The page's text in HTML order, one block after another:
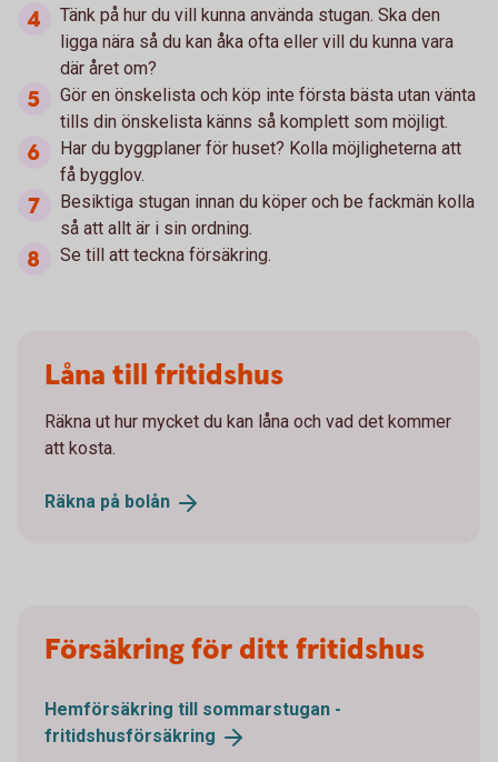
Tänk på hur du vill kunna använda stugan. Ska den
ligga nära så du kan åka ofta eller vill du kunna vara
där året om?
Gör en önskelista och köp inte första bästa utan vänta
tills din önskelista känns så komplett som möjligt.
Har du byggplaner för huset? Kolla möjligheterna att
få bygglov.
Besiktiga stugan innan du köper och be fackmän kolla
så att allt är i sin ordning.
Se till att teckna försäkring.
Låna till fritidshus
Räkna ut hur mycket du kan låna och vad det kommer
att kosta.
Räkna på bolån
Försäkring för ditt fritidshus
Hemförsäkring till sommarstugan -
fritidshusförsäkring